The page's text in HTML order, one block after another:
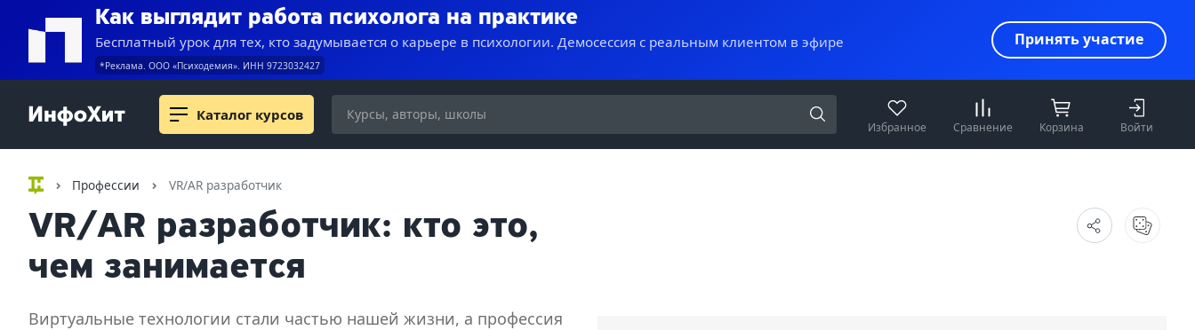
Как выглядит работа психолога на практике
Бесплатный урок для тех, кто задумывается о карьере в психологии. Демосессия с реальным клиентом в эфире
*Реклама. ООО «Психодемия». ИНН 9723032427
Принять участие
Каталог курсов
Избранное Сравнение Корзина Войти
Профессии VR/AR разработчик
VR/AR разработчик: кто это,
чем занимается
Виртуальные технологии стали частью нашей жизни, а профессия